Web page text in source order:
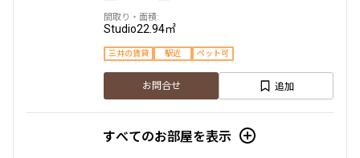
5分以内
Studio22.94㎡
三井の賃貸 駅近 ペット可
お問合せ 追加
すべてのお部屋を表示